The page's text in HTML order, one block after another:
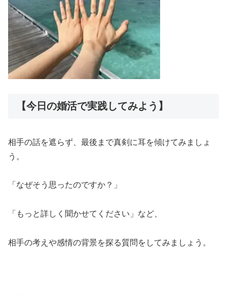
【今日の婚活で実践してみよう】
相手の話を遮らず、最後まで真剣に耳を傾けてみましょ
う。
「なぜそう思ったのですか？」
「もっと詳しく聞かせてください」など、
相手の考えや感情の背景を探る質問をしてみましょう。